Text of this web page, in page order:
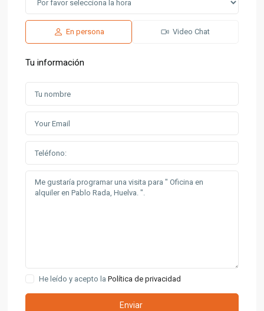
En persona Video Chat
Tu información
He leído y acepto laPolítica de privacidad